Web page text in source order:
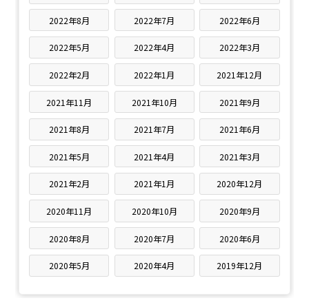
2022年8月 2022年7月 2022年6月
2022年5月 2022年4月 2022年3月
2022年2月 2022年1月 2021年12月
2021年11月 2021年10月 2021年9月
2021年8月 2021年7月 2021年6月
2021年5月 2021年4月 2021年3月
2021年2月 2021年1月 2020年12月
2020年11月 2020年10月 2020年9月
2020年8月 2020年7月 2020年6月
2020年5月 2020年4月 2019年12月